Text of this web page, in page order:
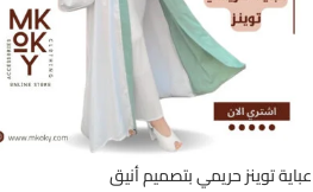
عباية توينز حريمي بتصميم أنيق